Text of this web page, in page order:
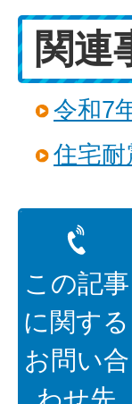
関連
令和7
住宅
この記事
に関する
お問い合